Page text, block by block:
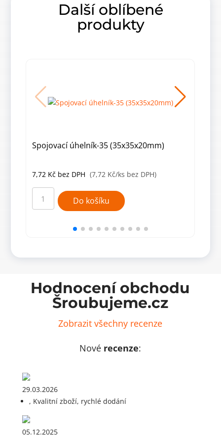
Další oblíbené
produkty
Spojovací úhelník-35 (35x35x20mm)
7,72 Kč bez DPH (7,72 Kč/ks bez DPH)
Spojovací
úhelník-
(35x35x20mm)
Do košíku
Hodnocení obchodu
Šroubujeme.cz
Zobrazit všechny recenze
Nové recenze:
29.03.2026
, Kvalitní zboží, rychlé dodání
05.12.2025